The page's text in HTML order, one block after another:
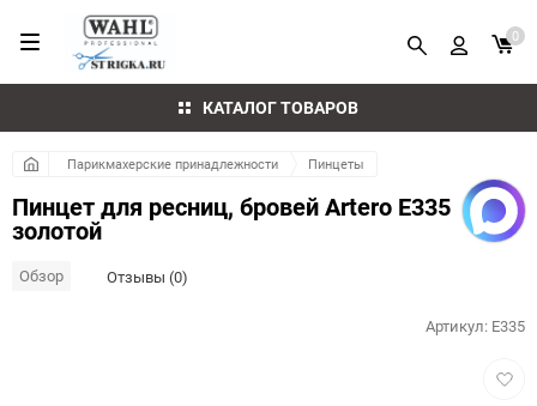
КАТАЛОГ ТОВАРОВ
0
Парикмахерские принадлежности Пинцеты
Пинцет для ресниц, бровей Artero E335
золотой
Обзор Отзывы (0)
Артикул: E335